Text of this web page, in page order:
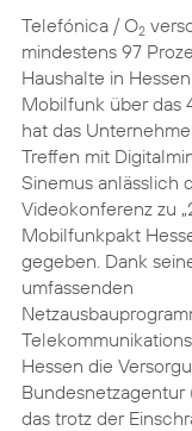
Telefónica / O2
mindestens 97
Haushalte in
Mobilfunk über das
hat das
Treffen mit
Sinemus anlässlich
Videokonferenz zu
Mobilfunkpakt
gegeben. Dank
umfassenden
Hessen die
Bundesnetzagentur
das trotz der